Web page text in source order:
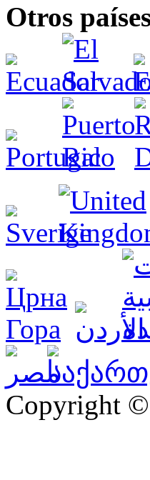
Otros
Copyright